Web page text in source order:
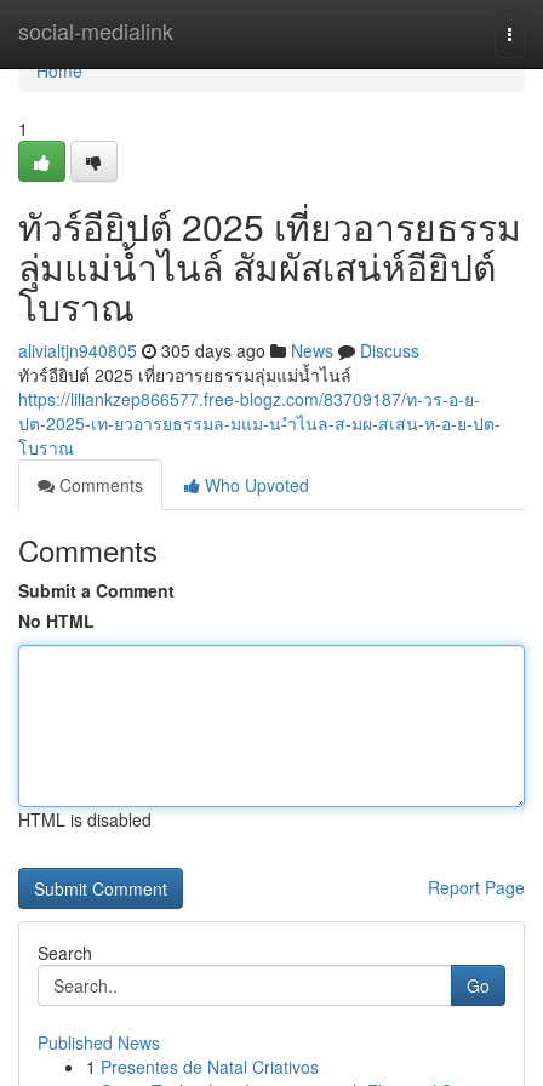
social-medialink
Home
Home
1
ทัวร์อียิปต์ 2025 เที่ยวอารยธรรม
ลุ่มแม่น้ำไนล์ สัมผัสเสน่ห์อียิปต์
โบราณ
alivialtjn940805 305 days ago News
Discuss
ทัวร์อียิปต์ 2025 เที่ยวอารยธรรมลุ่มแม่น้ำไนล์
https://liliankzep866577.free-blogz.com/83709187/ท-วร-อ-ย-
ปต-2025-เท-ยวอารยธรรมล-มแม-น-ำไนล-ส-มผ-สเสน-ห-อ-ย-ปต-
โบราณ
Comments
Who Upvoted
Comments
Submit a Comment
No HTML
HTML is disabled
Report Page
Search
Go
Published News
1 Presentes de Natal Criativos